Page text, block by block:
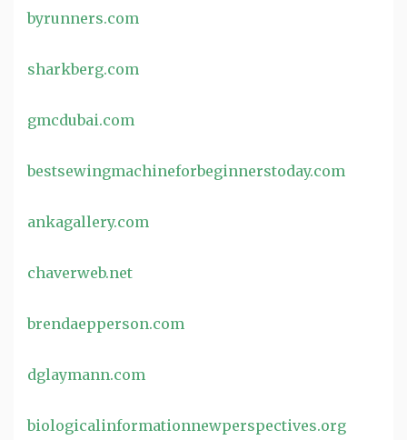
byrunners.com
sharkberg.com
gmcdubai.com
bestsewingmachineforbeginnerstoday.com
ankagallery.com
chaverweb.net
brendaepperson.com
dglaymann.com
biologicalinformationnewperspectives.org